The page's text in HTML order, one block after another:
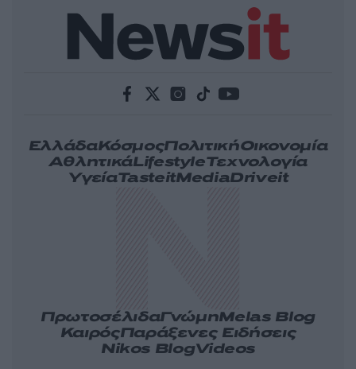
ΕλλάδαΚόσμοςΠολιτικήΟικονομία
ΑθλητικάLifestyleΤεχνολογία
ΥγείαTasteitMediaDriveit
ΠρωτοσέλιδαΓνώμηMelas Blog
ΚαιρόςΠαράξενες Ειδήσεις
Nikos BlogVideos